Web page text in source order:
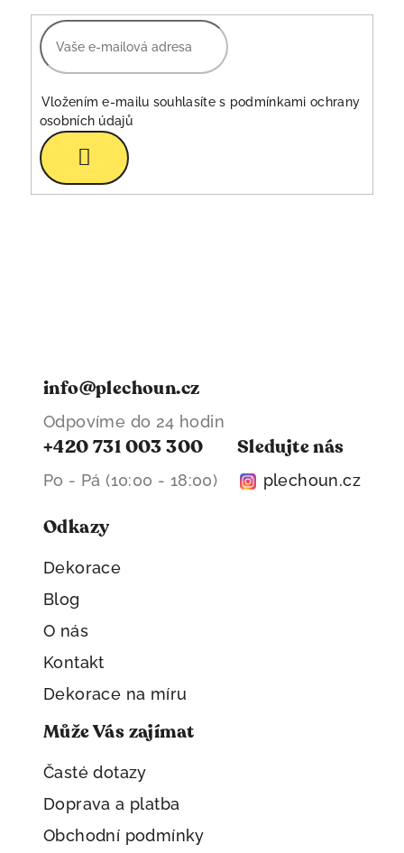
p
i
s
u
Vložením e-mailu souhlasíte s podmínkami ochrany
osobních údajů
Přihlásit
info@plechoun.cz
Odpovíme do 24 hodin
+420 731 003 300
Po - Pá (10:00 - 18:00)
Sledujte nás
plechoun.cz
Odkazy
Dekorace
Blog
O nás
Kontakt
Dekorace na míru
Může Vás zajímat
Časté dotazy
Doprava a platba
Obchodní podmínky